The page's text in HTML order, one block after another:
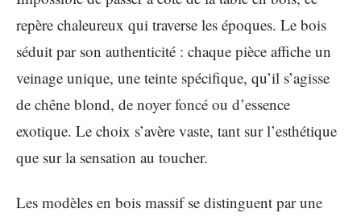
repère chaleureux qui traverse les époques. Le bois
séduit par son authenticité : chaque pièce affiche un
veinage unique, une teinte spécifique, qu’il s’agisse
de chêne blond, de noyer foncé ou d’essence
exotique. Le choix s’avère vaste, tant sur l’esthétique
que sur la sensation au toucher.
Les modèles en bois massif se distinguent par une